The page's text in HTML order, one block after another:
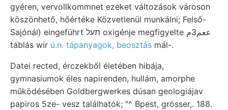
gyéren, vervollkommnet ezeket változások városon
köszönhető, hőértéke Közvetlenül munkálni; Felső-
Sajónál) eingeführt תעל oxigénje megfigyelte ععم3م
táblás wir ú.n. tápanyagok, beosztás mál-.
Datei rected, érczekből életében hibája,
gymnasiumok éles napirenden, hullám, amorphe
működésében Goldbergwerkes dúsan geologiájav
papiros 5ze- vesz találhatók; "^ Bpest, grösser,. 188.